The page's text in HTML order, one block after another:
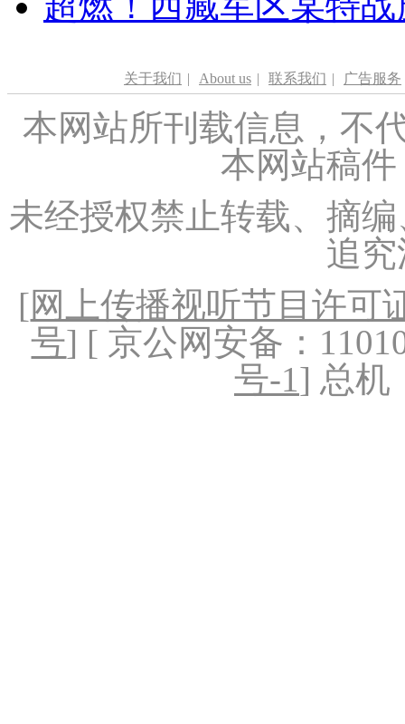
关于我们 | About us | 联系我们 | 广告服务
本网站所刊载信息，不
本网站稿
未经授权禁止转载、摘
追
[网上传播视听节目许可
号] [ 京公网安备：
号-1] 总机